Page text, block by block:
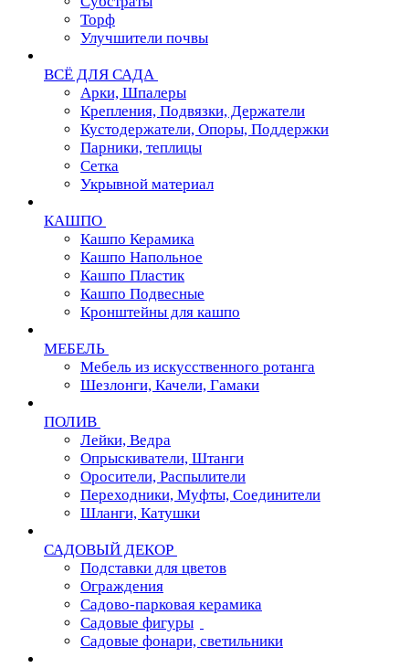
Торф
Улучшители почвы
ВСЁ ДЛЯ САДА
Арки, Шпалеры
Крепления, Подвязки, Держатели
Кустодержатели, Опоры, Поддержки
Парники, теплицы
Сетка
Укрывной материал
КАШПО
Кашпо Керамика
Кашпо Напольное
Кашпо Пластик
Кашпо Подвесные
Кронштейны для кашпо
МЕБЕЛЬ
Мебель из искусственного ротанга
Шезлонги, Качели, Гамаки
ПОЛИВ
Лейки, Ведра
Опрыскиватели, Штанги
Оросители, Распылители
Переходники, Муфты, Соединители
Шланги, Катушки
САДОВЫЙ ДЕКОР
Подставки для цветов
Ограждения
Садово-парковая керамика
Садовые фигуры
Садовые фонари, светильники